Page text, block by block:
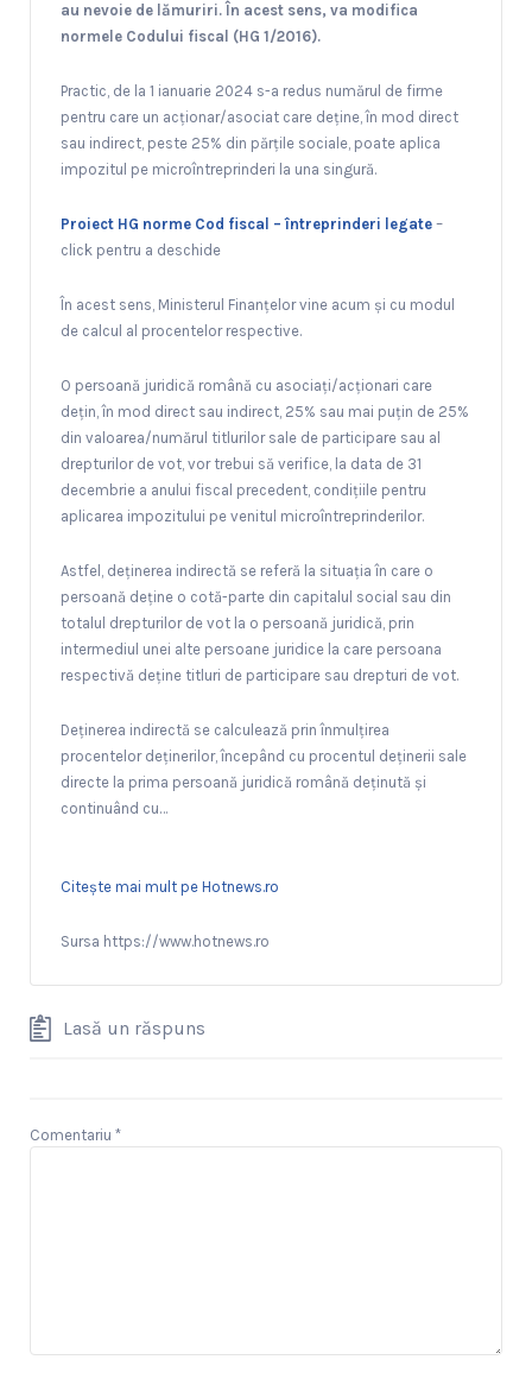
au nevoie de lămuriri. În acest sens, va modifica
normele Codului fiscal (HG 1/2016).
Practic, de la 1 ianuarie 2024 s-a redus numărul de firme
pentru care un acționar/asociat care deține, în mod direct
sau indirect, peste 25% din părțile sociale, poate aplica
impozitul pe microîntreprinderi la una singură.
Proiect HG norme Cod fiscal – întreprinderi legate –
click pentru a deschide
În acest sens, Ministerul Finanțelor vine acum și cu modul
de calcul al procentelor respective.
O persoană juridică română cu asociați/acționari care
dețin, în mod direct sau indirect, 25% sau mai puțin de 25%
din valoarea/numărul titlurilor sale de participare sau al
drepturilor de vot, vor trebui să verifice, la data de 31
decembrie a anului fiscal precedent, condițiile pentru
aplicarea impozitului pe venitul microîntreprinderilor.
Astfel, deținerea indirectă se referă la situația în care o
persoană deține o cotă-parte din capitalul social sau din
totalul drepturilor de vot la o persoană juridică, prin
intermediul unei alte persoane juridice la care persoana
respectivă deține titluri de participare sau drepturi de vot.
Deținerea indirectă se calculează prin înmulțirea
procentelor deținerilor, începând cu procentul deținerii sale
directe la prima persoană juridică română deținută și
continuând cu…
Citește mai mult pe Hotnews.ro
Sursa https://www.hotnews.ro
Lasă un răspuns
Comentariu *